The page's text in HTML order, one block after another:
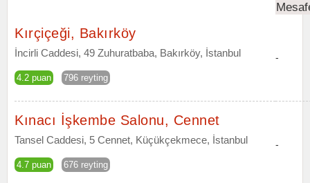
Kırçiçeği, Bakırköy
İncirli Caddesi, 49 Zuhuratbaba, Bakırköy, İstanbul
4.2 puan 796 reyting
-
Kınacı İşkembe Salonu, Cennet
Tansel Caddesi, 5 Cennet, Küçükçekmece, İstanbul
4.7 puan 676 reyting
-